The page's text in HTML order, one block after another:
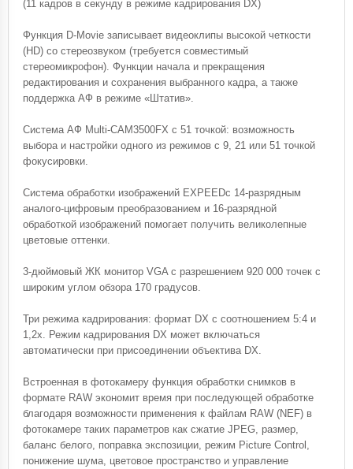
(11 кадров в секунду в режиме кадрирования DX)
Функция D-Movie записывает видеоклипы высокой четкости
(HD) со стереозвуком (требуется совместимый
стереомикрофон). Функции начала и прекращения
редактирования и сохранения выбранного кадра, а также
поддержка АФ в режиме «Штатив».
Система АФ Multi-CAM3500FX с 51 точкой: возможность
выбора и настройки одного из режимов с 9, 21 или 51 точкой
фокусировки.
Система обработки изображений EXPEEDс 14-разрядным
аналого-цифровым преобразованием и 16-разрядной
обработкой изображений помогает получить великолепные
цветовые оттенки.
3-дюймовый ЖК монитор VGA c разрешением 920 000 точек c
широким углом обзора 170 градусов.
Три режима кадрирования: формат DX с соотношением 5:4 и
1,2х. Режим кадрирования DX может включаться
автоматически при присоединении объектива DX.
Встроенная в фотокамеру функция обработки снимков в
формате RAW экономит время при последующей обработке
благодаря возможности применения к файлам RAW (NEF) в
фотокамере таких параметров как сжатие JPEG, размер,
баланс белого, поправка экспозиции, режим Picture Control,
понижение шума, цветовое пространство и управление